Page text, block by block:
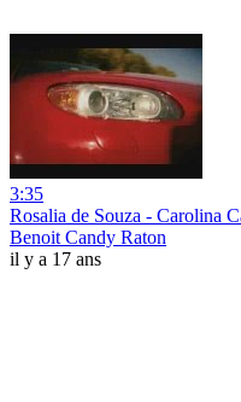
3:35
Rosalia de Souza - Carolina
Benoit Candy Raton
il y a 17 ans